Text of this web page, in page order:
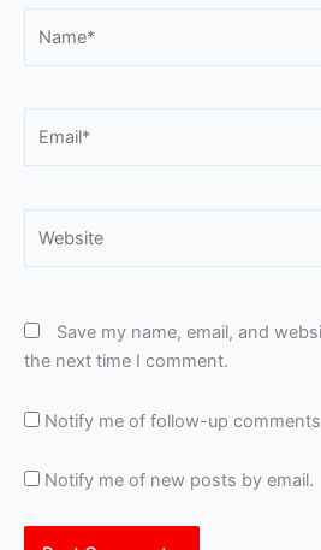
Save my name, email, and
the next time I comment.
Notify me of follow-up
Notify me of new posts by email.